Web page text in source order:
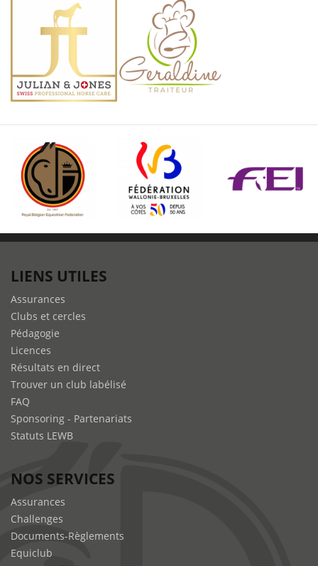
LIENS UTILES
Assurances
Clubs et cercles
Pédagogie
Licences
Résultats en direct
Trouver un club labélisé
FAQ
Sponsoring - Partenariats
Statuts LEWB
NOS SERVICES
Assurances
Challenges
Documents-Règlements
Equiclub